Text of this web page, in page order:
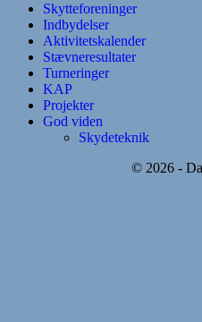
Skytteforeninger
Indbydelser
Aktivitetskalender
Stævneresultater
Turneringer
KAP
Projekter
God viden
Skydeteknik
© 2026 -